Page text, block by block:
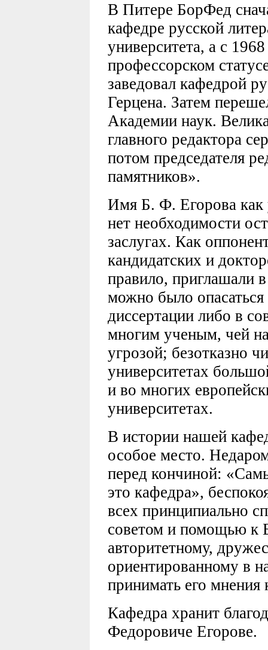
В Питере БорФед
кафедре русской
университета, а с
профессорском
заведовал кафедрой
Герцена. Затем
Академии наук.
главного редактора
потом председателя
памятников».
Имя Б. Ф. Егорова как
нет необходимости
заслугах. Как
кандидатских и
правило, приглашали
можно было
диссертации либо в
многим ученым, чей
угрозой; безотказно
университетах
и во многих
университетах.
В истории нашей
особое место.
перед кончиной:
это кафедра»,
всех принципиально
советом и помощью к
авторитетному,
ориентированному в
принимать его мнения
Кафедра хранит
Федоровиче Егорове.